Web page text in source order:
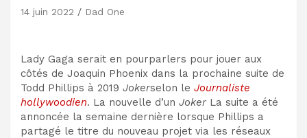
14 juin 2022 Dad One
Lady Gaga serait en pourparlers pour jouer aux
côtés de Joaquin Phoenix dans la prochaine suite de
Todd Phillips à 2019 Jokerselon le Journaliste
hollywoodien. La nouvelle d’un Joker La suite a été
annoncée la semaine dernière lorsque Phillips a
partagé le titre du nouveau projet via les réseaux